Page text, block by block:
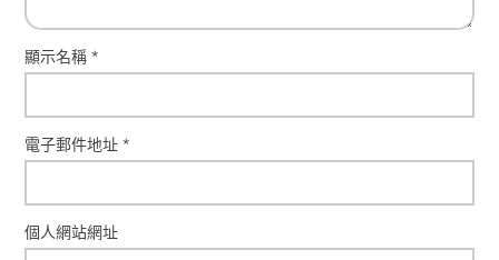
顯示名稱*
電子郵件地址*
個人網站網址